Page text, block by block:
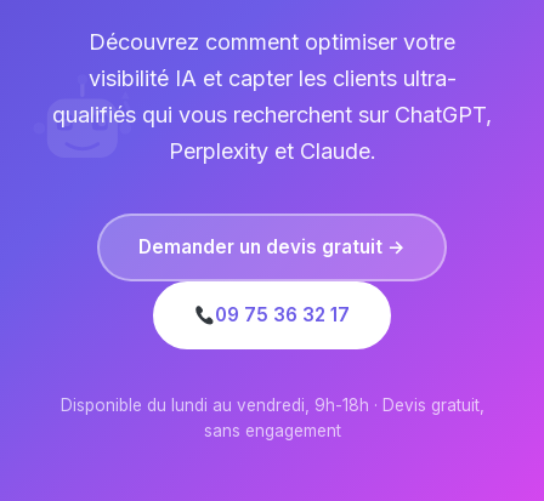
Découvrez comment optimiser votre
visibilité IA et capter les clients ultra-
qualifiés qui vous recherchent sur ChatGPT,
Perplexity et Claude.
Demander un devis gratuit →
09 75 36 32 17
Disponible du lundi au vendredi, 9h-18h · Devis gratuit,
sans engagement